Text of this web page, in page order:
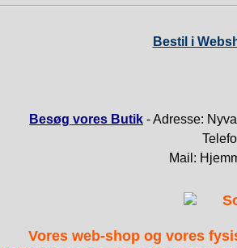
Bestil i
Besøg vores Butik - Adresse:
Mail:
Vores web-shop og vores